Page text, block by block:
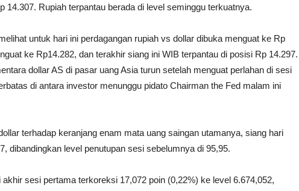
14.307. Rupiah terpantau berada di level seminggu terkuatnya.
untuk hari ini perdagangan rupiah vs dollar dibuka menguat ke Rp
ke Rp14.282, dan terakhir siang ini WIB terpantau di posisi Rp 14.297.
dollar AS di pasar uang Asia turun setelah menguat perlahan di sesi
di antara investor menunggu pidato Chairman the Fed malam ini
terhadap keranjang enam mata uang saingan utamanya, siang hari
dibandingkan level penutupan sesi sebelumnya di 95,95.
sesi pertama terkoreksi 17,072 poin (0,22%) ke level 6.674,052,